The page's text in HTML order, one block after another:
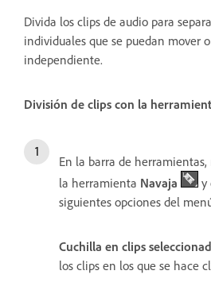
Divida los clips de audio para
individuales que se puedan mover
independiente.
División de clips con la
En la barra de
la herramienta Navaja
y
siguientes opciones del
Cuchilla en clips
los clips en los que se hace